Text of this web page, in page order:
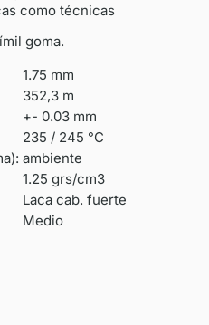
como técnicas
goma.
1.75 mm
352,3 m
+- 0.03 mm
235 / 245 °C
ambiente
1.25 grs/cm3
Laca cab. fuerte
Medio